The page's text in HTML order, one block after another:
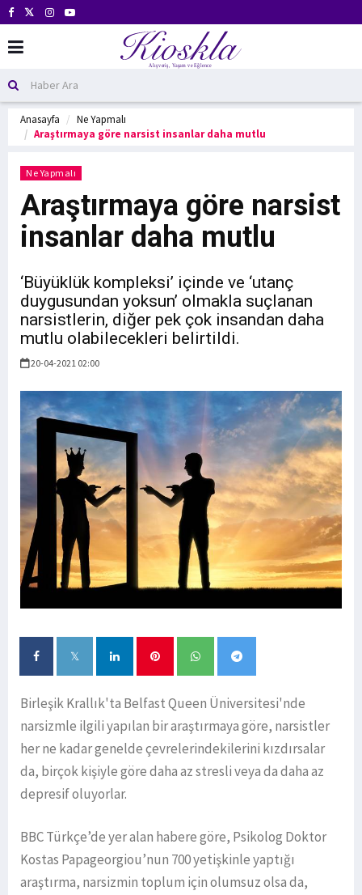
Anasayfa
Ne Yapmalı
Araştırmaya göre narsist insanlar daha mutlu
Ne Yapmalı
Araştırmaya göre narsist
insanlar daha mutlu
‘Büyüklük kompleksi’ içinde ve ‘utanç
duygusundan yoksun’ olmakla suçlanan
narsistlerin, diğer pek çok insandan daha
mutlu olabilecekleri belirtildi.
20-04-2021 02:00
Birleşik Krallık'ta Belfast Queen Üniversitesi'nde
narsizmle ilgili yapılan bir araştırmaya göre, narsistler
her ne kadar genelde çevrelerindekilerini kızdırsalar
da, birçok kişiyle göre daha az stresli veya da daha az
depresif oluyorlar.
BBC Türkçe’de yer alan habere göre, Psikolog Doktor
Kostas Papageorgiou’nun 700 yetişkinle yaptığı
araştırma, narsizmin toplum için olumsuz olsa da,